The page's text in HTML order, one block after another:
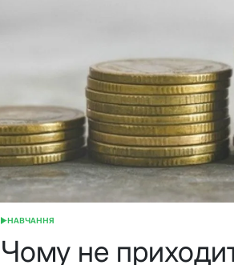
ОПУБЛІКУВАТИ
НАВЧАННЯ
Чому не